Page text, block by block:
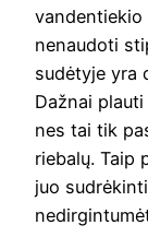
vandentiekio
nenaudoti
sudėtyje yra
Dažnai
nes tai tik
riebalų. Taip
juo